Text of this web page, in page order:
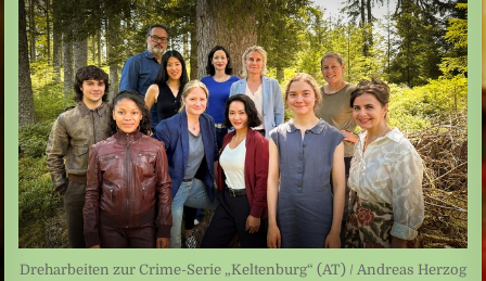
Dreharbeiten zur Crime-Serie „Keltenburg“ (AT) / Andreas Herzog